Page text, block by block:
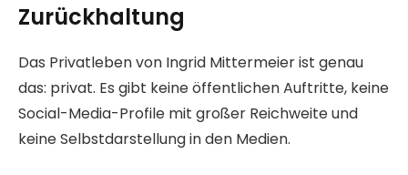
Zurückhaltung
Das Privatleben von Ingrid Mittermeier ist genau
das: privat. Es gibt keine öffentlichen Auftritte, keine
Social-Media-Profile mit großer Reichweite und
keine Selbstdarstellung in den Medien.